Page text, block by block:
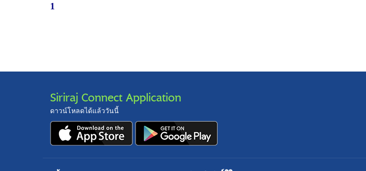
1
Siriraj Connect Application
ดาวน์โหลดได้แล้ววันนี้